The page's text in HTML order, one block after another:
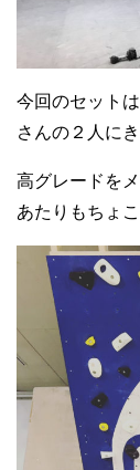
今回のセット
さんの２人に
高グレードを
あたりもちょ